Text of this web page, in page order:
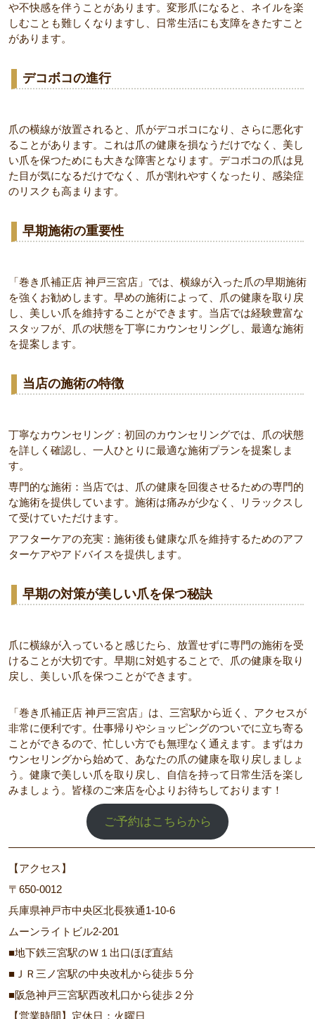
や不快感を伴うことがあります。変形爪になると、ネイルを楽
しむことも難しくなりますし、日常生活にも支障をきたすこと
があります。
デコボコの進行
爪の横線が放置されると、爪がデコボコになり、さらに悪化す
ることがあります。これは爪の健康を損なうだけでなく、美し
い爪を保つためにも大きな障害となります。デコボコの爪は見
た目が気になるだけでなく、爪が割れやすくなったり、感染症
のリスクも高まります。
早期施術の重要性
「巻き爪補正店 神戸三宮店」では、横線が入った爪の早期施術
を強くお勧めします。早めの施術によって、爪の健康を取り戻
し、美しい爪を維持することができます。当店では経験豊富な
スタッフが、爪の状態を丁寧にカウンセリングし、最適な施術
を提案します。
当店の施術の特徴
丁寧なカウンセリング：初回のカウンセリングでは、爪の状態
を詳しく確認し、一人ひとりに最適な施術プランを提案しま
す。
専門的な施術：当店では、爪の健康を回復させるための専門的
な施術を提供しています。施術は痛みが少なく、リラックスし
て受けていただけます。
アフターケアの充実：施術後も健康な爪を維持するためのアフ
ターケアやアドバイスを提供します。
早期の対策が美しい爪を保つ秘訣
爪に横線が入っていると感じたら、放置せずに専門の施術を受
けることが大切です。早期に対処することで、爪の健康を取り
戻し、美しい爪を保つことができます。
「巻き爪補正店 神戸三宮店」は、三宮駅から近く、アクセスが
非常に便利です。仕事帰りやショッピングのついでに立ち寄る
ことができるので、忙しい方でも無理なく通えます。まずはカ
ウンセリングから始めて、あなたの爪の健康を取り戻しましょ
う。健康で美しい爪を取り戻し、自信を持って日常生活を楽し
みましょう。皆様のご来店を心よりお待ちしております！
ご予約はこちらから
【アクセス】
〒650-0012
兵庫県神戸市中央区北長狭通1-10-6
ムーンライトビル2-201
■地下鉄三宮駅のＷ１出口ほぼ直結
■ＪＲ三ノ宮駅の中央改札から徒歩５分
■阪急神戸三宮駅西改札口から徒歩２分
【営業時間】定休日：火曜日